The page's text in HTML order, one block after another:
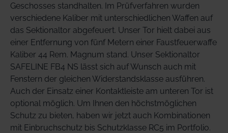
Geschosses standhalten. Im Prüfverfahren wurden
verschiedene Kaliber mit unterschiedlichen Waffen auf
das Sektionaltor abgefeuert. Unser Tor hielt dabei aus
einer Entfernung von fünf Metern einer Faustfeuerwaffe
Kaliber 44 Rem. Magnum stand. Unser Sektionaltor
SAFELINE FB4 NS lässt sich auf Wunsch auch mit
Fenstern der gleichen Widerstandsklasse ausführen.
Auch der Einsatz einer Kontaktleiste am unteren Tor ist
optional möglich. Um Ihnen den höchstmöglichen
Schutz zu bieten, haben wir jetzt auch Kombinationen
mit Einbruchschutz bis Schutzklasse RC5 im Portfolio.